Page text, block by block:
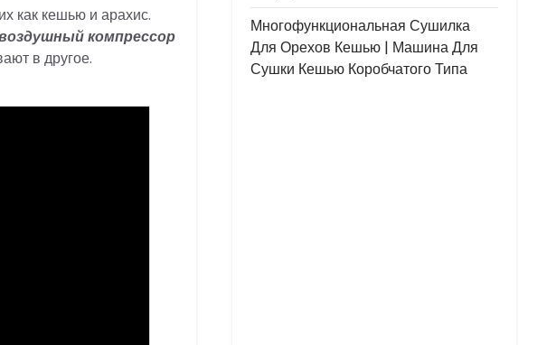
как кешью и арахис.
компрессор
в другое.
Многофункциональная Сушилка
Для Орехов Кешью | Машина Для
Сушки Кешью Коробчатого Типа